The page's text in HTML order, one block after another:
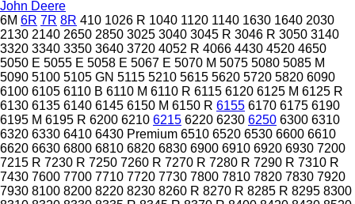
John Deere
6M 6R 7R 8R 410 1026 R 1040 1120 1140 1630 1640 2030
2130 2140 2650 2850 3025 3040 3045 R 3046 R 3050 3140
3320 3340 3350 3640 3720 4052 R 4066 4430 4520 4650
5050 E 5055 E 5058 E 5067 E 5070 M 5075 5080 5085 M
5090 5100 5105 GN 5115 5210 5615 5620 5720 5820 6090
6100 6105 6110 B 6110 M 6110 R 6115 6120 6125 M 6125 R
6130 6135 6140 6145 6150 M 6150 R 6155 6170 6175 6190
6195 M 6195 R 6200 6210 6215 6220 6230 6250 6300 6310
6320 6330 6410 6430 Premium 6510 6520 6530 6600 6610
6620 6630 6800 6810 6820 6830 6900 6910 6920 6930 7200
7215 R 7230 R 7250 7260 R 7270 R 7280 R 7290 R 7310 R
7430 7600 7700 7710 7720 7730 7800 7810 7820 7830 7920
7930 8100 8200 8220 8230 8260 R 8270 R 8285 R 8295 8300